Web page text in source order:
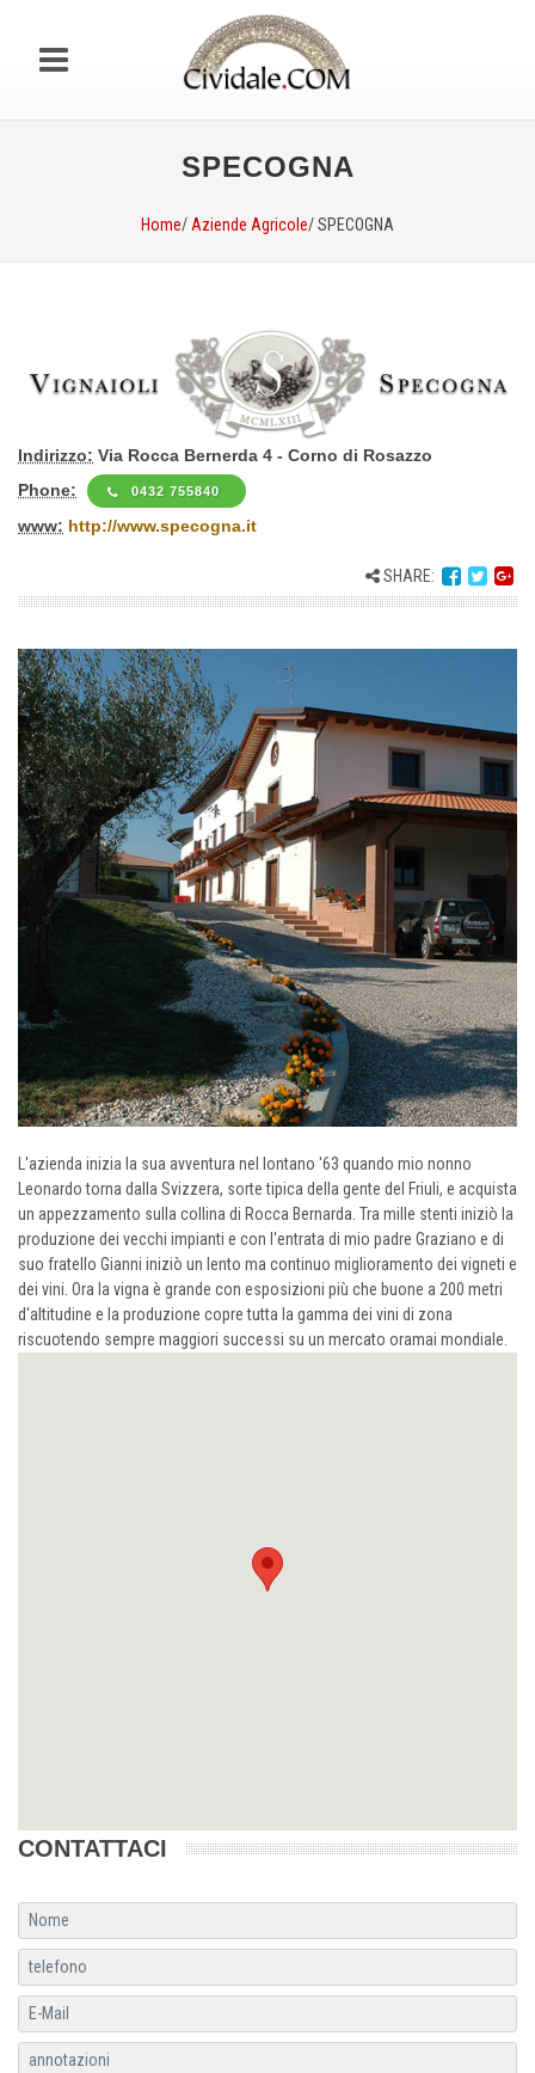
SPECOGNA
Home/ Aziende Agricole/ SPECOGNA
Indirizzo: Via Rocca Bernerda 4 - Corno di Rosazzo
Phone:
0432 755840
www: http://www.specogna.it
SHARE:
L'azienda inizia la sua avventura nel lontano '63 quando mio nonno
Leonardo torna dalla Svizzera, sorte tipica della gente del Friuli, e acquista
un appezzamento sulla collina di Rocca Bernarda. Tra mille stenti iniziò la
produzione dei vecchi impianti e con l'entrata di mio padre Graziano e di
suo fratello Gianni iniziò un lento ma continuo miglioramento dei vigneti e
dei vini. Ora la vigna è grande con esposizioni più che buone a 200 metri
d'altitudine e la produzione copre tutta la gamma dei vini di zona
riscuotendo sempre maggiori successi su un mercato oramai mondiale.
CONTATTACI